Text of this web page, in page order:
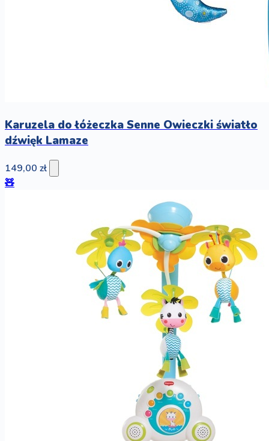
Karuzela do łóżeczka Senne Owieczki światło
dźwięk Lamaze
149,00 zł
🧸